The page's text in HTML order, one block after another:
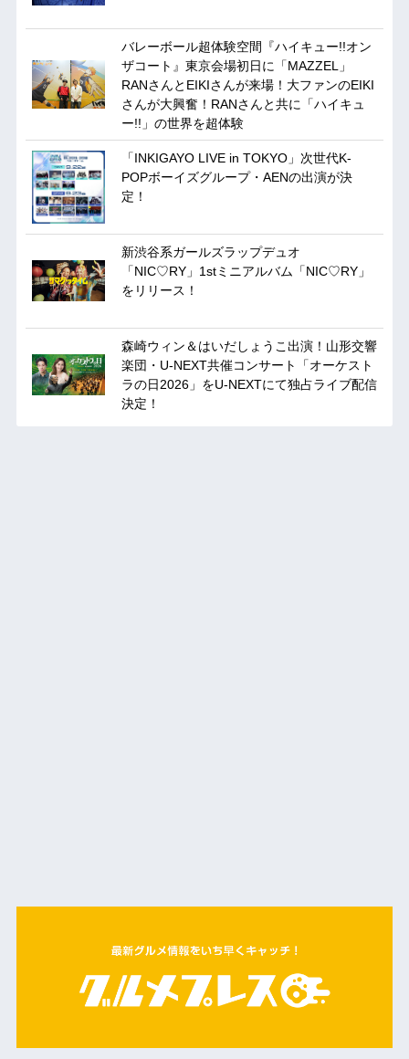
バレーボール超体験空間『ハイキュー!!オン
ザコート』東京会場初日に「MAZZEL」
RANさんとEIKIさんが来場！大ファンのEIKI
さんが大興奮！RANさんと共に「ハイキュ
ー!!」の世界を超体験
「INKIGAYO LIVE in TOKYO」次世代K-
POPボーイズグループ・AENの出演が決
定！
新渋谷系ガールズラップデュオ
「NIC♡RY」1stミニアルバム「NIC♡RY」
をリリース！
森崎ウィン＆はいだしょうこ出演！山形交響
楽団・U-NEXT共催コンサート「オーケスト
ラの日2026」をU-NEXTにて独占ライブ配信
決定！